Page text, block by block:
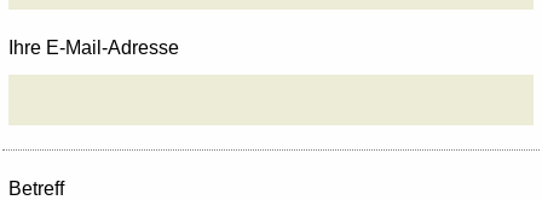
Ihre E-Mail-Adresse
Betreff